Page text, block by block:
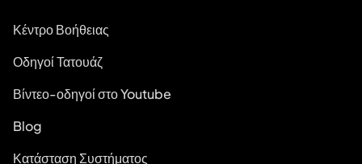
Κέντρο Βοήθειας
Οδηγοί Τατουάζ
Βίντεο-οδηγοί στο Youtube
Blog
Κατάσταση Συστήματος